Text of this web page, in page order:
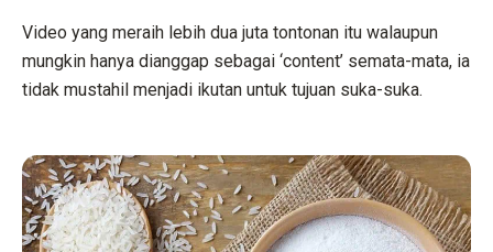
Video yang meraih lebih dua juta tontonan itu walaupun
mungkin hanya dianggap sebagai ‘content’ semata-mata, ia
tidak mustahil menjadi ikutan untuk tujuan suka-suka.